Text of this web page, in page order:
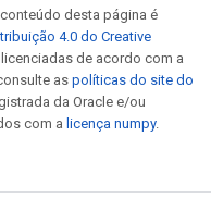
desta página é
4.0 do Creative
de acordo com a
aspolíticas do site do
da Oracle e/ou
com a licença numpy.